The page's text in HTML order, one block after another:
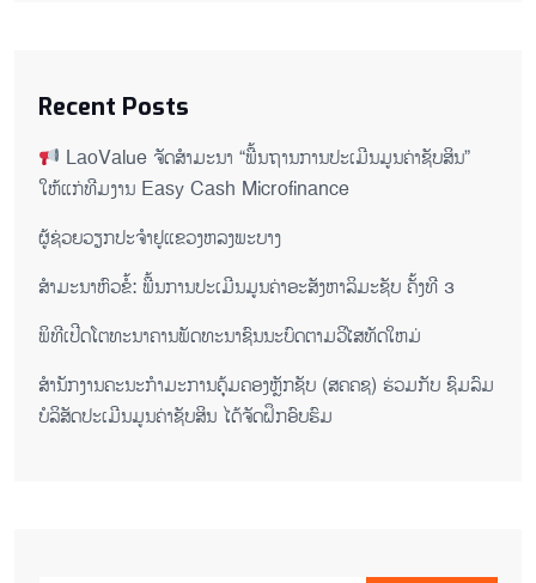
Recent Posts
LaoValue ຈັດສຳມະນາ “ພື້ນຖານການປະເມີນມູນຄ່າຊັບສິນ”
ໃຫ້ແກ່ທີມງານ Easy Cash Microfinance
ຜູ້ຊ່ວຍ​ວຽກປະ​ຈຳ​ຢູ​​ແຂວງຫລງ​ພະ​ບາງ
ສຳມະນາຫົວຂໍ້: ພື້ນການປະເມີນມູນຄ່າອະສັງຫາລິມະຊັບ ຄັ້ງທີ 3
ພິ​ທີ​ເປີດ​ໂຕ​ທະ​ນາ​ຄານ​ພັດ​ທະ​ນາ​ຊົນ​ນະ​ບົດ​ຕາມ​ວິ​ໄສ​ທັດ​ໃຫມ່
ສໍານັກງານຄະນະກໍາມະການຄຸ້ມຄອງຫຼັກຊັບ (ສຄຄຊ) ຮ່ວມກັບ ຊົມລົມ
ບໍລິສັດປະເມີນມູນຄ່າຊັບສິນ ໄດ້ຈັດຝຶກອົບຮົມ